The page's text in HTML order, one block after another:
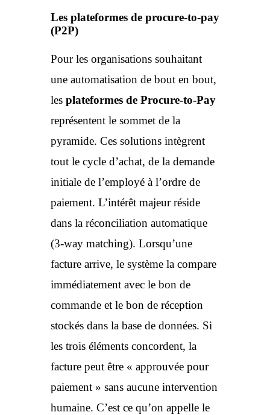
Les plateformes de procure-to-pay
(P2P)
Pour les organisations souhaitant
une automatisation de bout en bout,
les plateformes de Procure-to-Pay
représentent le sommet de la
pyramide. Ces solutions intègrent
tout le cycle d’achat, de la demande
initiale de l’employé à l’ordre de
paiement. L’intérêt majeur réside
dans la réconciliation automatique
(3-way matching). Lorsqu’une
facture arrive, le système la compare
immédiatement avec le bon de
commande et le bon de réception
stockés dans la base de données. Si
les trois éléments concordent, la
facture peut être « approuvée pour
paiement » sans aucune intervention
humaine. C’est ce qu’on appelle le